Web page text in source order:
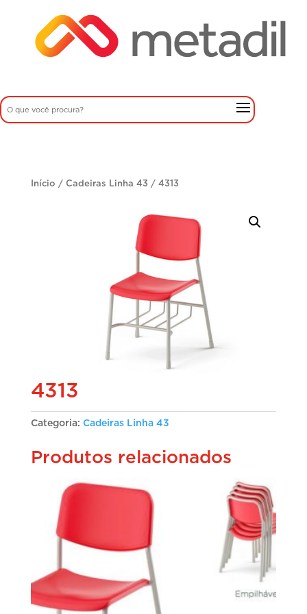
Início / Cadeiras Linha 43 / 4313
4313
Categoria: Cadeiras Linha 43
Produtos relacionados